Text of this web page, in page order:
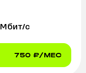
Мбит/с
750 ₽/МЕС